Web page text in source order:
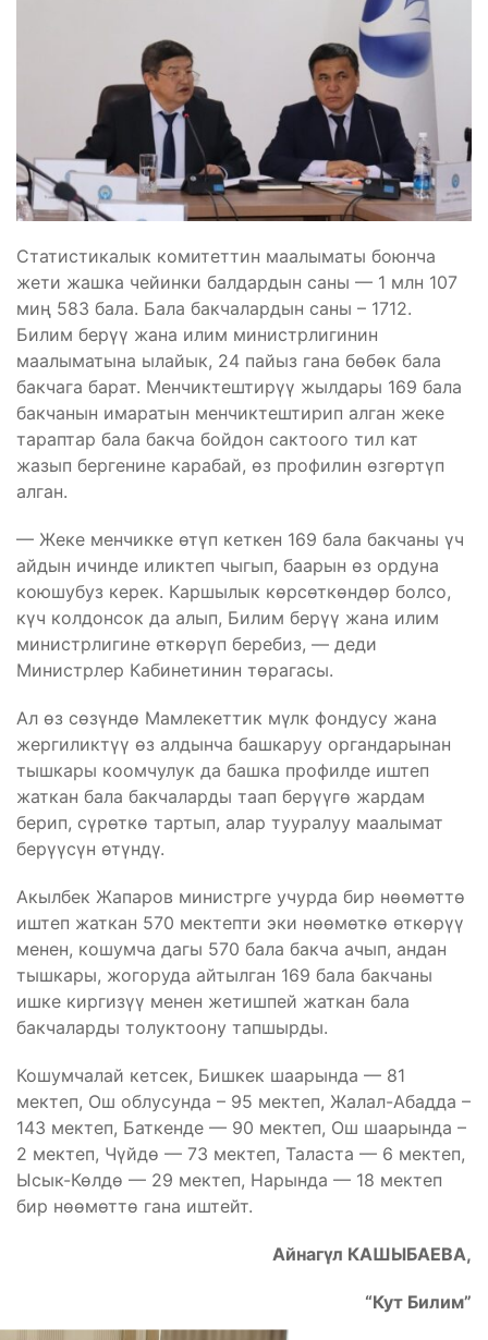
Статистикалык комитеттин маалыматы боюнча
жети жашка чейинки балдардын саны — 1 млн 107
миң 583 бала. Бала бакчалардын саны – 1712.
Билим берүү жана илим министрлигинин
маалыматына ылайык, 24 пайыз гана бөбөк бала
бакчага барат. Менчиктештирүү жылдары 169 бала
бакчанын имаратын менчиктештирип алган жеке
тараптар бала бакча бойдон сактоого тил кат
жазып бергенине карабай, өз профилин өзгөртүп
алган.
— Жеке менчикке өтүп кеткен 169 бала бакчаны үч
айдын ичинде иликтеп чыгып, баарын өз ордуна
коюшубуз керек. Каршылык көрсөткөндөр болсо,
күч колдонсок да алып, Билим берүү жана илим
министрлигине өткөрүп беребиз, — деди
Министрлер Кабинетинин төрагасы.
Ал өз сөзүндө Мамлекеттик мүлк фондусу жана
жергиликтүү өз алдынча башкаруу органдарынан
тышкары коомчулук да башка профилде иштеп
жаткан бала бакчаларды таап берүүгө жардам
берип, сүрөткө тартып, алар тууралуу маалымат
берүүсүн өтүндү.
Акылбек Жапаров министрге учурда бир нөөмөттө
иштеп жаткан 570 мектепти эки нөөмөткө өткөрүү
менен, кошумча дагы 570 бала бакча ачып, андан
тышкары, жогоруда айтылган 169 бала бакчаны
ишке киргизүү менен жетишпей жаткан бала
бакчаларды толуктоону тапшырды.
Кошумчалай кетсек, Бишкек шаарында — 81
мектеп, Ош облусунда – 95 мектеп, Жалал-Абадда –
143 мектеп, Баткенде — 90 мектеп, Ош шаарында –
2 мектеп, Чүйдө — 73 мектеп, Таласта — 6 мектеп,
Ысык-Көлдө — 29 мектеп, Нарында — 18 мектеп
бир нөөмөттө гана иштейт.
Айнагүл КАШЫБАЕВА,
“Кут Билим”